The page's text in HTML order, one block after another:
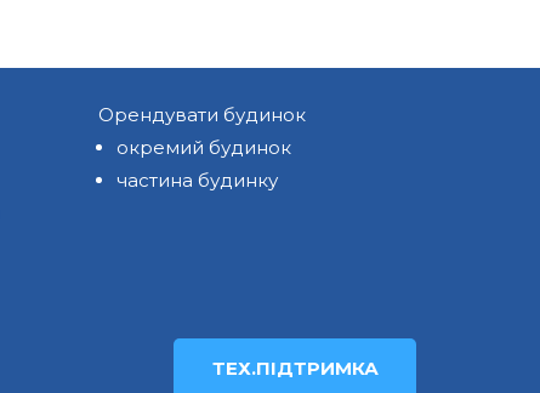
Орендувати будинок
окремий будинок
частина будинку
ТЕХ.ПІДТРИМКА